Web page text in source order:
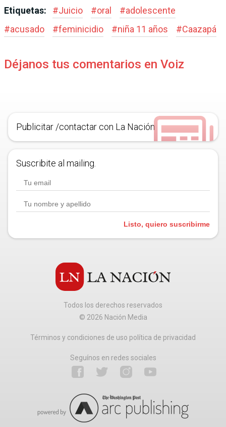
Etiquetas: #Juicio #oral #adolescente
#acusado #feminicidio #niña 11 años #Caazapá
Déjanos tus comentarios en Voiz
Publicitar /contactar con La Nación
Suscribite al mailing.
Listo, quiero suscribirme
Todos los derechos reservados
© 2026 Nación Media
Términos y condiciones de uso política de privacidad
Seguínos en redes sociales